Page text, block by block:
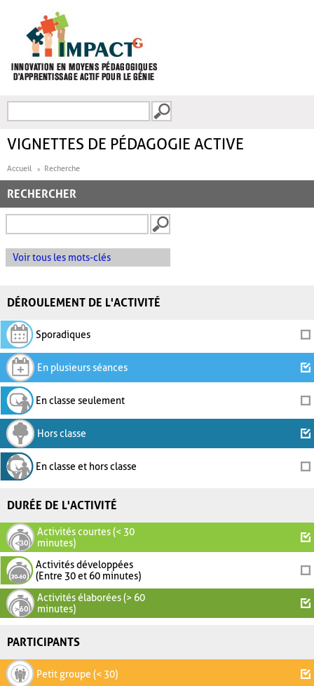
FORMULAIRE DE
VIGNETTES DE PÉDAGOGIE ACTIVE
Accueil Recherche
RECHERCHER
Voir tous les mots-clés
DÉROULEMENT DE L'ACTIVITÉ
Sporadiques
En plusieurs séances
En classe seulement
Hors classe
En classe et hors classe
DURÉE DE L'ACTIVITÉ
Activités courtes (< 30
minutes)
Activités développées
(Entre 30 et 60 minutes)
Activités élaborées (> 60
minutes)
PARTICIPANTS
Petit groupe (< 30)